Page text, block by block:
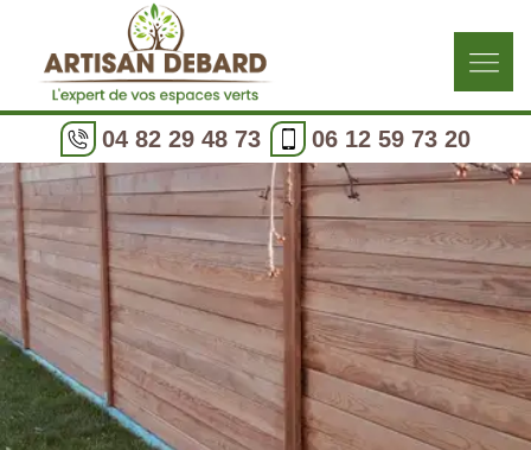
04 82 29 48 73 06 12 59 73 20